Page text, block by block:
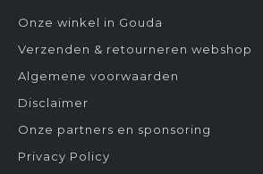
Onze winkel in Gouda
Verzenden & retourneren webshop
Algemene voorwaarden
Disclaimer
Onze partners en sponsoring
Privacy Policy